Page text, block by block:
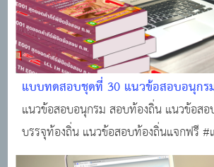
แบบทดสอบชุดที่ 30 แนวข้อสอบอนุก
ออนไลน์
แนวข้อสอบอนุกรม สอบท้องถิ่น แนวข้อส
บรรจุท้องถิ่น แนวข้อสอบท้องถิ่นแจกฟรี #
ออนไลน์